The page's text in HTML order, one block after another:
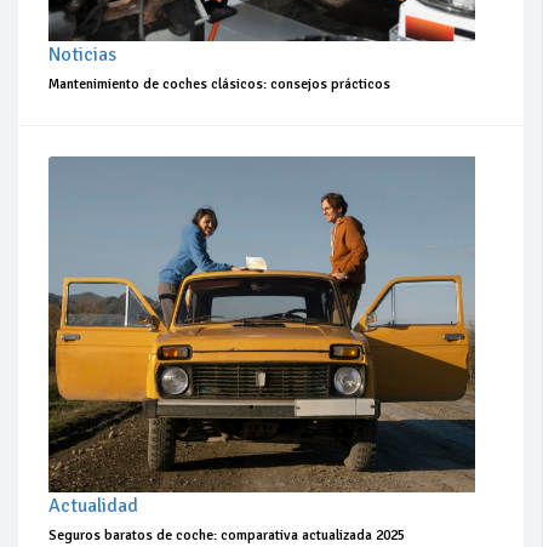
Noticias
Mantenimiento de coches clásicos: consejos prácticos
Actualidad
Seguros baratos de coche: comparativa actualizada 2025